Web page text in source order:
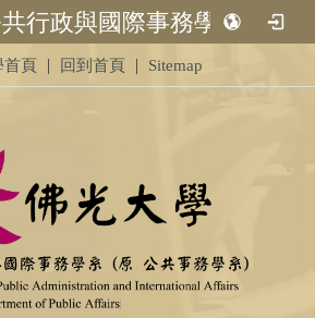
佛光大學 公共行政與國際事務學系 (原 公共事務學系)&nbsp;<br /> &nbsp;
首頁 | 回到首頁 | Sitemap